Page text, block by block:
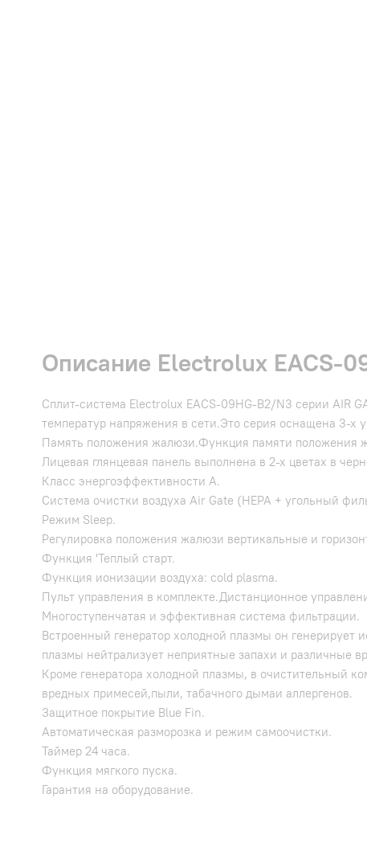
Описание Electrolux EACS-
Сплит-система Electrolux EACS-09HG-B2/N3 серии AIR
температур напряжения в сети.Это серия оснащена 3-х
Память положения жалюзи.Функция памяти положения
Лицевая глянцевая панель выполнена в 2-х цветах в
Класс энергоэффективности А.
Система очистки воздуха Air Gate (HEPA + угольный
Режим Sleep.
Регулировка положения жалюзи вертикальные и
Функция 'Теплый старт.
Функция ионизации воздуха: cold plasma.
Пульт управления в комплекте.Дистанционное
Многоступенчатая и эффективная система фильтрации.
Встроенный генератор холодной плазмы он генерирует
плазмы нейтрализует неприятные запахи и различные
Кроме генератора холодной плазмы, в очистительный
вредных примесей,пыли, табачного дымаи аллергенов.
Защитное покрытие Blue Fin.
Автоматическая разморозка и режим самоочистки.
Таймер 24 часа.
Функция мягкого пуска.
Гарантия на оборудование.